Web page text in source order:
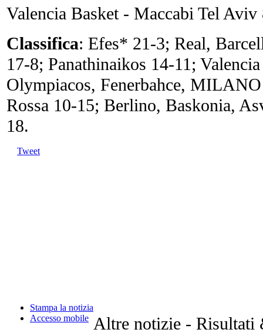
Valencia Basket - Maccabi Tel Aviv
Classifica: Efes* 21-3; Real,
17-8; Panathinaikos 14-11;
Olympiacos, Fenerbahce,
Rossa 10-15; Berlino, Baskonia,
18.
Tweet
Stampa la notizia
Accesso mobile Altre notizie - Risultati